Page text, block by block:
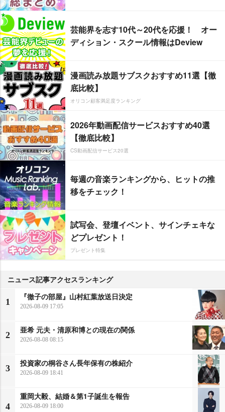
芸能界を志す10代～20代を応援！ オー
ディション・スクール情報はDeview
漫画読み放題サブスクおすすめ11選【徹
底比較】
オリコン顧客満足度ランキング
2026年動画配信サービスおすすめ40選
【徹底比較】
CS動画配信サービス20選
毎週の音楽ランキングから、ヒットの推
移をチェック！
試写会、登壇イベント、サインチェキな
どプレゼント！
プレゼント特集
ニュース記事アクセスランキング
1
『徹子の部屋』山村紅葉放送日決定
2026-08-09 17:05
2
亜希 元夫・清原和博との現在の関係
2026-08-08 08:15
3
投資家の桐谷さん長年保有の株紹介
2026-08-09 18:41
4
重岡大毅、結婚＆第1子誕生を報告
2026-08-09 18:00